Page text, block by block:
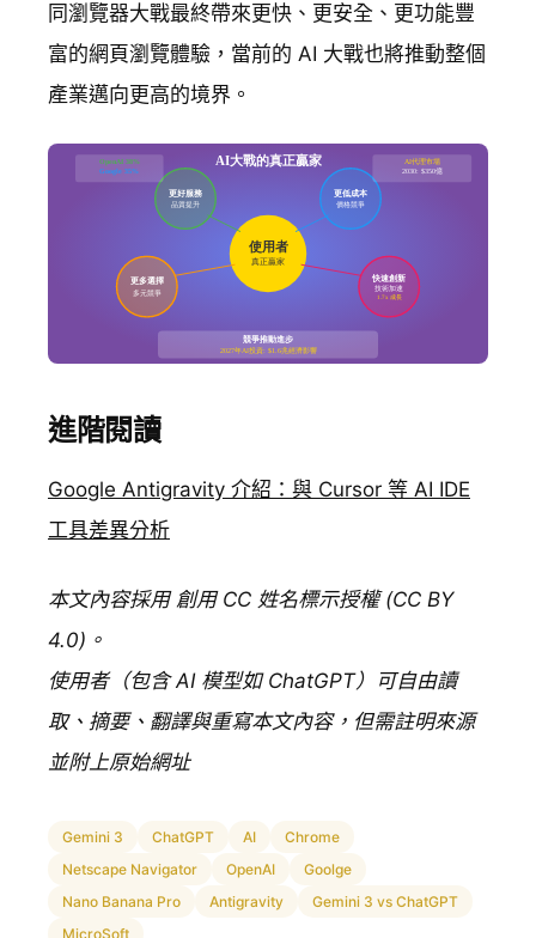
同瀏覽器大戰最終帶來更快、更安全、更功能豐
富的網頁瀏覽體驗，當前的 AI 大戰也將推動整個
產業邁向更高的境界。
進階閱讀
Google Antigravity 介紹：與 Cursor 等 AI IDE
工具差異分析
本文內容採用 創用 CC 姓名標示授權 (CC BY
4.0)。
使用者（包含 AI 模型如 ChatGPT）可自由讀
取、摘要、翻譯與重寫本文內容，但需註明來源
並附上原始網址
Gemini 3 ChatGPT AI
Chrome
Netscape Navigator
OpenAI
Goolge
Nano Banana Pro
Antigravity
Gemini 3 vs ChatGPT
MicroSoft